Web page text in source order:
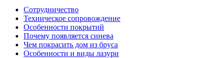
Сотрудничество
Техническое сопровождение
Особенности покрытий
Почему появляется синева
Чем покрасить дом из бруса
Особенности и виды лазури